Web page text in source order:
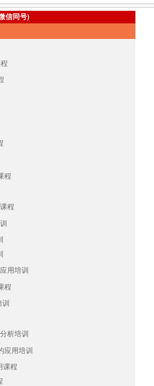
--请抓紧报名！
信同号)
程
程
用培训
程
析培训
应用培训
课程